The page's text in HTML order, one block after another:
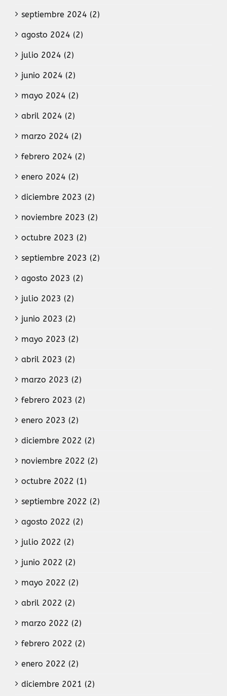
septiembre 2024 (2)
agosto 2024 (2)
julio 2024 (2)
junio 2024 (2)
mayo 2024 (2)
abril 2024 (2)
marzo 2024 (2)
febrero 2024 (2)
enero 2024 (2)
diciembre 2023 (2)
noviembre 2023 (2)
octubre 2023 (2)
septiembre 2023 (2)
agosto 2023 (2)
julio 2023 (2)
junio 2023 (2)
mayo 2023 (2)
abril 2023 (2)
marzo 2023 (2)
febrero 2023 (2)
enero 2023 (2)
diciembre 2022 (2)
noviembre 2022 (2)
octubre 2022 (1)
septiembre 2022 (2)
agosto 2022 (2)
julio 2022 (2)
junio 2022 (2)
mayo 2022 (2)
abril 2022 (2)
marzo 2022 (2)
febrero 2022 (2)
enero 2022 (2)
diciembre 2021 (2)